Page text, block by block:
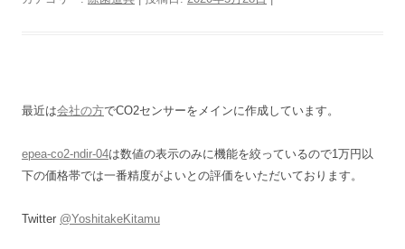
最近は会社の方でCO2センサーをメインに作成しています。
epea-co2-ndir-04は数値の表示のみに機能を絞っているので1万円以
下の価格帯では一番精度がよいとの評価をいただいております。
Twitter @YoshitakeKitamu